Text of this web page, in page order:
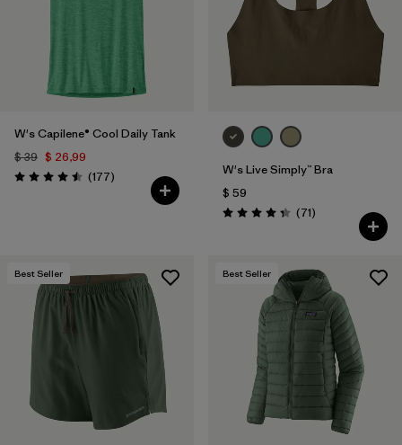
W's Capilene® Cool Daily Tank
$ 39 $ 26,99
Valoración: 4.5 / 5
(177Comentarios
)
W's Live Simply™ Bra
$ 59
Valoración: 4.3 / 5
(71Comentarios
)
Best Seller Best Seller